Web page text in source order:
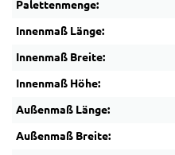
Palettenmenge:
Innenmaß Länge:
Innenmaß Breite:
Innenmaß Höhe:
Außenmaß Länge:
Außenmaß Breite: